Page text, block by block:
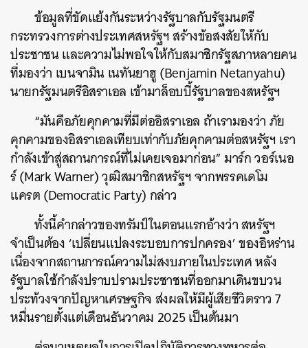
ข้อมูลที่ขัดแย้งกันระหว่างรัฐบาลกับรัฐมนตรี
กระทรวงการต่างประเทศสหรัฐฯ สร้างข้อสงสัยให้กับ
ประชาชน และความไม่พอใจให้กับสมาชิกรัฐสภาหลายคน
ที่มองว่า เบนจามิน เนทันยาฮู (Benjamin Netanyahu)
นายกรัฐมนตรีอิสราเอล เข้ามาล็อบบี้รัฐบาลของสหรัฐฯ
“มันคือภัยคุกคามที่มีต่ออิสราเอล ถ้าเรามองว่า ภัย
คุกคามของอิสราเอลเทียบเท่ากับภัยคุกคามต่อสหรัฐฯ เรา
กำลังเข้าสู่สถานการณ์ที่ไม่เคยเจอมาก่อน” มาร์ก วอร์เนอ
ร์ (Mark Warner) วุฒิสมาชิกสหรัฐฯ จากพรรคเดโม
แครต (Democratic Party) กล่าว
ทั้งนี้คำกล่าวของทรัมป์ในตอนแรกอ้างว่า สหรัฐฯ
จำเป็นต้อง ‘เปลี่ยนแปลงระบอบการปกครอง’ ของอิหร่าน
เนื่องจากสถานการณ์ความไม่สงบภายในประเทศ หลัง
รัฐบาลใช้กำลังปราบปรามประชาชนที่ออกมาเดินขบวน
ประท้วงจากปัญหาเศรษฐกิจ ส่งผลให้มีผู้เสียชีวิตราว 7
หมื่นรายตั้งแต่เดือนธันวาคม 2025 เป็นต้นมา